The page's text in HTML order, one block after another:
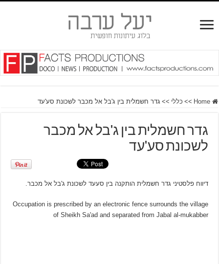
Home
>> כללי >> גדר חשמלית בין ג'בל אל מכבר לשכונת סע'עד
גדר חשמלית בין ג'בל אל מכבר
לשכונת סע'עד
דיווח פלסטיני גדר חשמלית הותקנה בין סעעד לשכונת ג'בל אל מכבר.
Occupation is prescribed by an electronic fence surrounds the village
of Sheikh Sa'ad and separated from Jabal al-mukabber